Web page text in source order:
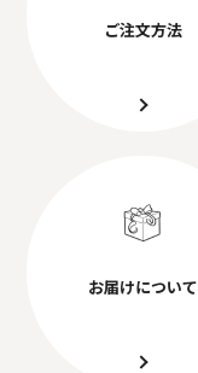
ご注文方法
お届けについて